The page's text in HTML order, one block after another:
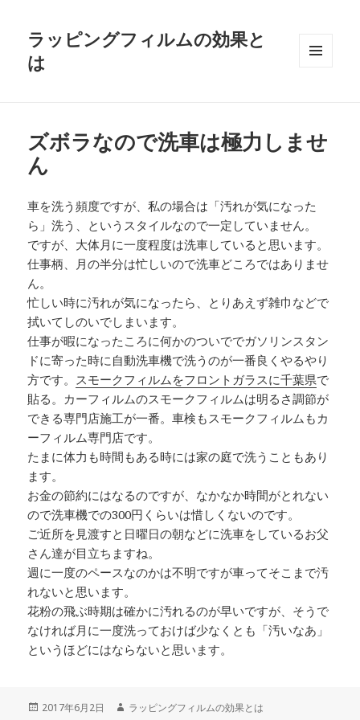
ラッピングフィルムの効果と
は
ズボラなので洗車は極力しませ
ん
車を洗う頻度ですが、私の場合は「汚れが気になった
ら」洗う、というスタイルなので一定していません。
ですが、大体月に一度程度は洗車していると思います。
仕事柄、月の半分は忙しいので洗車どころではありませ
ん。
忙しい時に汚れが気になったら、とりあえず雑巾などで
拭いてしのいでしまいます。
仕事が暇になったころに何かのついででガソリンスタン
ドに寄った時に自動洗車機で洗うのが一番良くやるやり
方です。 スモークフィルムをフロントガラスに千葉県で
貼る。カーフィルムのスモークフィルムは明るさ調節が
できる専門店施工が一番。車検もスモークフィルムもカ
ーフィルム専門店です。
たまに体力も時間もある時には家の庭で洗うこともあり
ます。
お金の節約にはなるのですが、なかなか時間がとれない
ので洗車機での300円くらいは惜しくないのです。
ご近所を見渡すと日曜日の朝などに洗車をしているお父
さん達が目立ちますね。
週に一度のペースなのかは不明ですが車ってそこまで汚
れないと思います。
花粉の飛ぶ時期は確かに汚れるのが早いですが、そうで
なければ月に一度洗っておけば少なくとも「汚いなあ」
というほどにはならないと思います。
投
2017年6月2日
作
ラッピングフィルムの効果とは